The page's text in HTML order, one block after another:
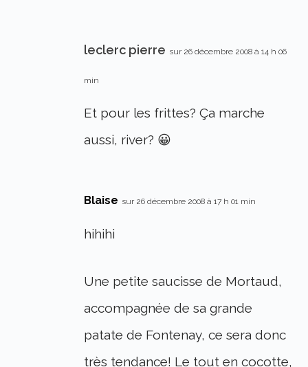
leclerc pierre sur 26 décembre 2008 à 14 h 06
min
Et pour les frittes? Ça marche
aussi, river? 😀
Blaise sur 26 décembre 2008 à 17 h 01 min
hihihi
Une petite saucisse de Mortaud,
accompagnée de sa grande
patate de Fontenay, ce sera donc
très tendance! Le tout en cocotte,